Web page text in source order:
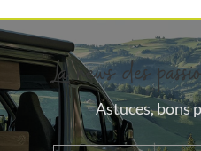
La news des
Astuces, bons